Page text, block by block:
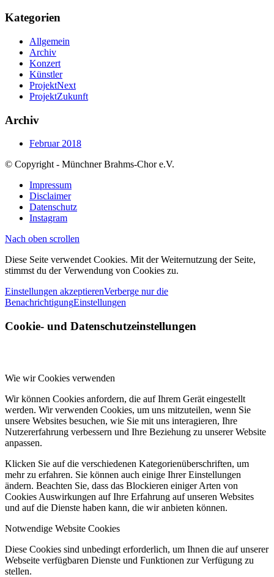
Kategorien
Allgemein
Archiv
Konzert
Künstler
ProjektNext
ProjektZukunft
Archiv
Februar 2018
© Copyright - Münchner Brahms-Chor e.V.
Impressum
Disclaimer
Datenschutz
Instagram
Nach oben scrollen
Diese Seite verwendet Cookies. Mit der Weiternutzung der Seite,
stimmst du der Verwendung von Cookies zu.
Einstellungen akzeptierenVerberge nur die
BenachrichtigungEinstellungen
Cookie- und Datenschutzeinstellungen
Wie wir Cookies verwenden
Wir können Cookies anfordern, die auf Ihrem Gerät eingestellt
werden. Wir verwenden Cookies, um uns mitzuteilen, wenn Sie
unsere Websites besuchen, wie Sie mit uns interagieren, Ihre
Nutzererfahrung verbessern und Ihre Beziehung zu unserer Website
anpassen.
Klicken Sie auf die verschiedenen Kategorienüberschriften, um
mehr zu erfahren. Sie können auch einige Ihrer Einstellungen
ändern. Beachten Sie, dass das Blockieren einiger Arten von
Cookies Auswirkungen auf Ihre Erfahrung auf unseren Websites
und auf die Dienste haben kann, die wir anbieten können.
Notwendige Website Cookies
Diese Cookies sind unbedingt erforderlich, um Ihnen die auf unserer
Webseite verfügbaren Dienste und Funktionen zur Verfügung zu
stellen.